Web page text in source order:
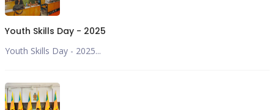
Youth Skills Day - 2025
Youth Skills Day - 2025...